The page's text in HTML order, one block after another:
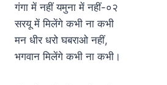
गंगा में नहीं यमुना में नहीं-०२
सरयू में मिलेंगे कभी ना कभी
मन धीर धरो घबराओ नहीं,
भगवान मिलेंगे कभी ना कभी।